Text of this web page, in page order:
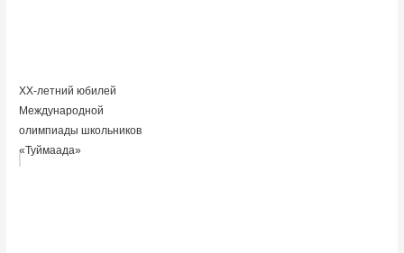
ХХ-летний юбилей
Международной
олимпиады школьников
«Туймаада»